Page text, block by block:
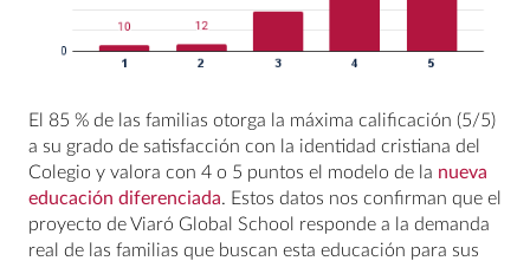
El 85 % de las familias otorga la máxima calificación (5/5)
a su grado de satisfacción con la identidad cristiana del
Colegio y valora con 4 o 5 puntos el modelo de la nueva
educación diferenciada. Estos datos nos confirman que el
proyecto de Viaró Global School responde a la demanda
real de las familias que buscan esta educación para sus